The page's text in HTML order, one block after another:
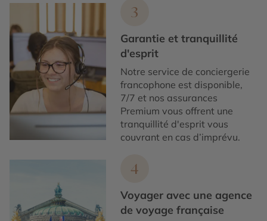
3
Garantie et tranquillité
d'esprit
Notre service de conciergerie
francophone est disponible,
7/7 et nos assurances
Premium vous offrent une
tranquillité d'esprit vous
couvrant en cas d’imprévu.
4
Voyager avec une agence
de voyage française